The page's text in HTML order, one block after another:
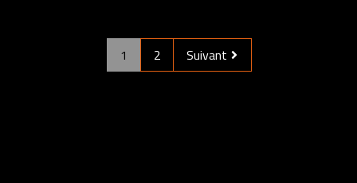
1 2 Suivant